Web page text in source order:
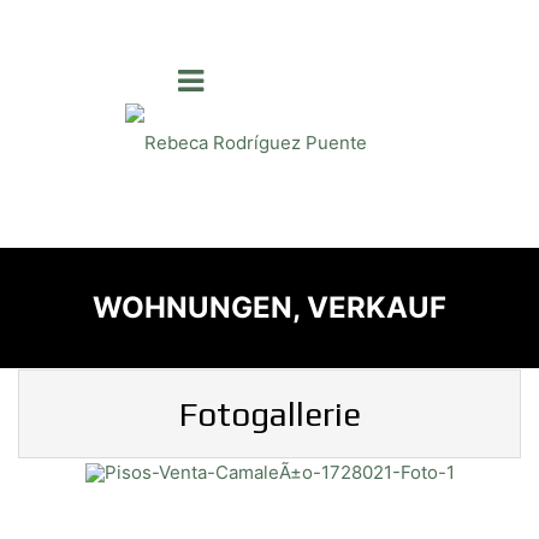
WOHNUNGEN, VERKAUF
Fotogallerie